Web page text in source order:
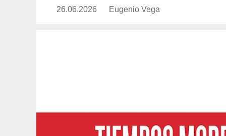
Publicado
26.06.2026 https://www.experimenta.es/
Eugenio Vega